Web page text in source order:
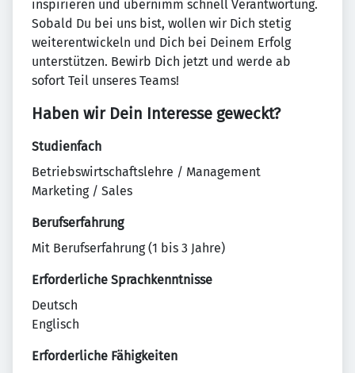
inspirieren und übernimm schnell Verantwortung.
Sobald Du bei uns bist, wollen wir Dich stetig
weiterentwickeln und Dich bei Deinem Erfolg
unterstützen. Bewirb Dich jetzt und werde ab
sofort Teil unseres Teams!
Haben wir Dein Interesse geweckt?
Studienfach
Betriebswirtschaftslehre / Management
Marketing / Sales
Berufserfahrung
Mit Berufserfahrung (1 bis 3 Jahre)
Erforderliche Sprachkenntnisse
Deutsch
Englisch
Erforderliche Fähigkeiten